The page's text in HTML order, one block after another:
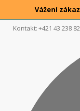
Vážení
Kontakt: +421 43 238